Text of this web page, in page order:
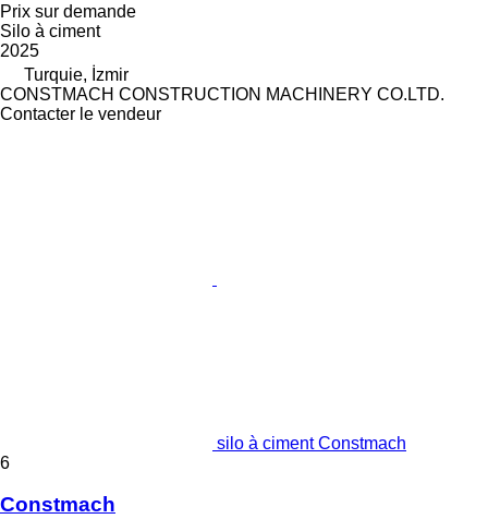
Prix sur demande
Silo à ciment
2025
Turquie, İzmir
CONSTMACH CONSTRUCTION MACHINERY CO.LTD.
Contacter le vendeur
silo à ciment Constmach
6
Constmach